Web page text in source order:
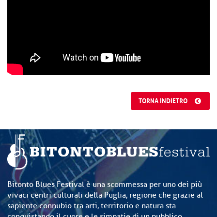
TORNA INDIETRO
Bitonto Blues Festival è una scommessa per uno dei più
vivaci centri culturali della Puglia, regione che grazie al
sapiente connubio tra arti, territorio e natura sta